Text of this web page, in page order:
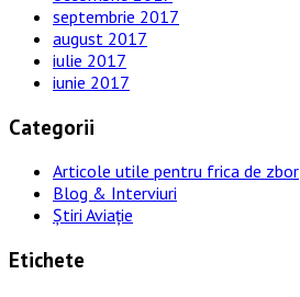
septembrie 2017
august 2017
iulie 2017
iunie 2017
Categorii
Articole utile pentru frica de zbor
Blog & Interviuri
Știri Aviație
Etichete